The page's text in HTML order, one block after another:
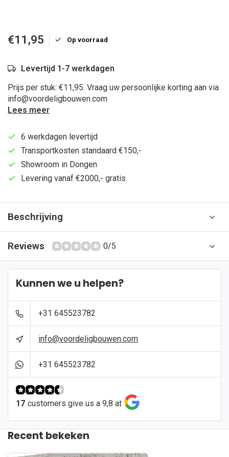
€11,95 Op voorraad
Levertijd 1-7 werkdagen
Prijs per stuk: €11,95. Vraag uw persoonlijke korting aan via
info@voordeligbouwen.com
Lees meer
6 werkdagen levertijd
Transportkosten standaard €150,-
Showroom in Dongen
Levering vanaf €2000,- gratis
Beschrijving
Reviews 0/5
Kunnen we u helpen?
+31 645523782
info@voordeligbouwen.com
+31 645523782
17 customers give us a 9,8 at
Recent bekeken